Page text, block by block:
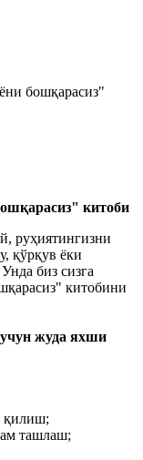
бошқарасиз"
китоби
руҳиятингизни
қўрқув ёки
биз сизга
китобини
жуда яхши
қилиш;
ташлаш;